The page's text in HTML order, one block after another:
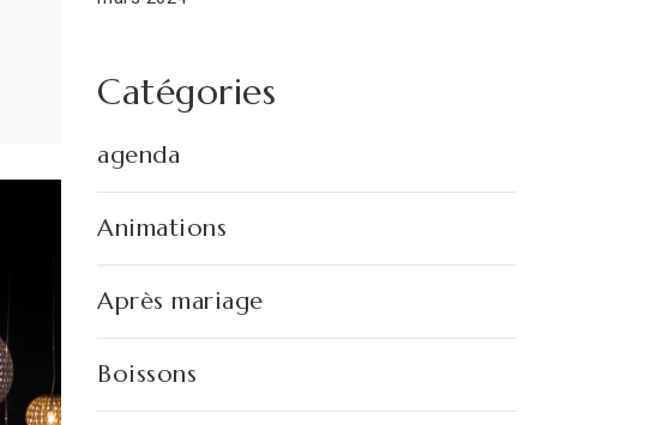
Catégories
agenda
Animations
Après mariage
Boissons